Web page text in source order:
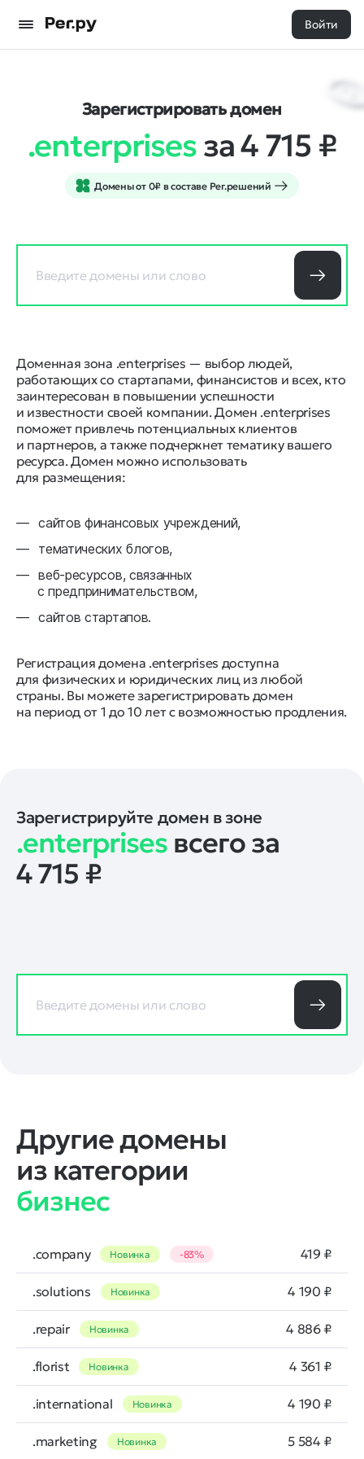
Войти
Зарегистрировать домен
.enterprisesза 4 715 ₽
Домены от 0₽ в составе Рег.решений
Доменная зона .enterprises — выбор людей,
работающих со стартапами, финансистов и всех, кто
заинтересован в повышении успешности
и известности своей компании. Домен .enterprises
поможет привлечь потенциальных клиентов
и партнеров, а также подчеркнет тематику вашего
ресурса. Домен можно использовать
для размещения:
сайтов финансовых учреждений,
тематических блогов,
веб-ресурсов, связанных
с предпринимательством,
сайтов стартапов.
Регистрация домена .enterprises доступна
для физических и юридических лиц из любой
страны. Вы можете зарегистрировать домен
на период от 1 до 10 лет с возможностью продления.
Зарегистрируйте домен в зоне
.enterprisesвсего за
4 715 ₽
Другие домены
из категории
бизнес
.company Новинка -83% 419 ₽
.solutions Новинка 4 190 ₽
.repair Новинка 4 886 ₽
.florist Новинка 4 361 ₽
.international Новинка 4 190 ₽
.marketing Новинка 5 584 ₽